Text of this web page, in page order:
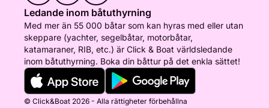
Ledande inom båtuthyrning
Med mer än 55 000 båtar som kan hyras med eller utan
skeppare (yachter, segelbåtar, motorbåtar,
katamaraner, RIB, etc.) är Click & Boat världsledande
inom båtuthyrning. Boka din båttur på det enkla sättet!
© Click&Boat 2026 - Alla rättigheter förbehållna